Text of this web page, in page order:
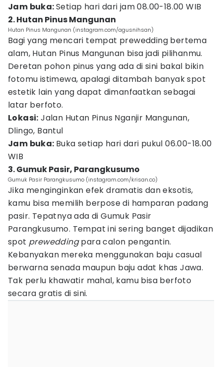
Jam buka:Setiap hari dari jam 08.00-18.00 WIB
2. Hutan Pinus Mangunan
Hutan Pinus Mangunan (instagram.com/agusnihsan)
Bagi yang mencari tempat prewedding bertema
alam, Hutan Pinus Mangunan bisa jadi pilihanmu.
Deretan pohon pinus yang ada di sini bakal bikin
fotomu istimewa, apalagi ditambah banyak spot
estetik lain yang dapat dimanfaatkan sebagai
latar berfoto.
Lokasi: Jalan Hutan Pinus Nganjir Mangunan,
Dlingo, Bantul
Jam buka: Buka setiap hari dari pukul 06.00-18.00
WIB
3. Gumuk Pasir, Parangkusumo
Gumuk Pasir Parangkusumo (instagram.com/krisan.co)
Jika menginginkan efek dramatis dan eksotis,
kamu bisa memilih berpose di hamparan padang
pasir. Tepatnya ada di Gumuk Pasir
Parangkusumo. Tempat ini sering banget dijadikan
spot preweddingpara calon pengantin.
Kebanyakan mereka menggunakan baju casual
berwarna senada maupun baju adat khas Jawa.
Tak perlu khawatir mahal, kamu bisa berfoto
secara gratis di sini.